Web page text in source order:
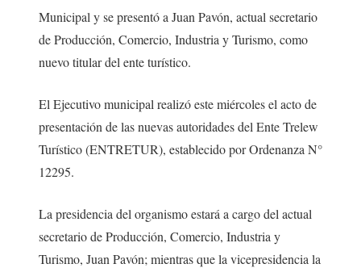
Municipal y se presentó a Juan Pavón, actual secretario
de Producción, Comercio, Industria y Turismo, como
nuevo titular del ente turístico.
El Ejecutivo municipal realizó este miércoles el acto de
presentación de las nuevas autoridades del Ente Trelew
Turístico (ENTRETUR), establecido por Ordenanza N°
12295.
La presidencia del organismo estará a cargo del actual
secretario de Producción, Comercio, Industria y
Turismo, Juan Pavón; mientras que la vicepresidencia la